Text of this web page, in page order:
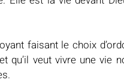
faisant le choix
qu’il veut vivre une vie